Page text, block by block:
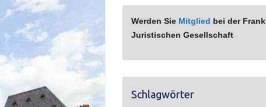
Werden Sie Mitglied bei der
Juristischen Gesellschaft
Schlagwörter